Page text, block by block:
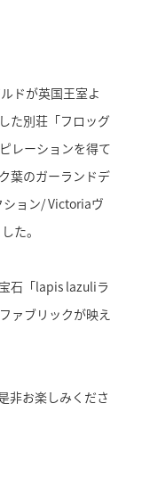
ドが英国王室よ
た別荘「フロッグ
レーションを得て
葉のガーランドデ
ョン/ Victoriaヴ
た。
石「lapis lazuliラ
ァブリックが映え
非お楽しみくださ